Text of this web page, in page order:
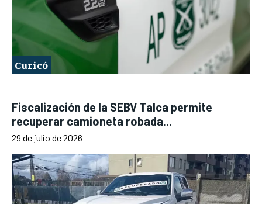
Curicó
Fiscalización de la SEBV Talca permite
recuperar camioneta robada...
29 de julio de 2026